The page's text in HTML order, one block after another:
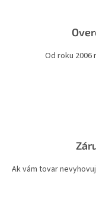
Od roku
Ak vám tovar